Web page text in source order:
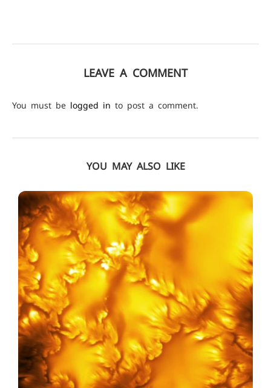
LEAVE A COMMENT
You must be logged in to post a comment.
YOU MAY ALSO LIKE